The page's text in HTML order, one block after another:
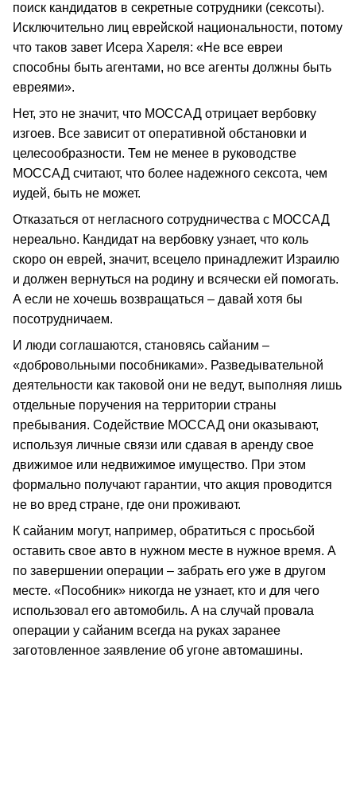
поиск кандидатов в секретные сотрудники (сексоты).
Исключительно лиц еврейской национальности, потому
что таков завет Исера Хареля: «Не все евреи
способны быть агентами, но все агенты должны быть
евреями».
Нет, это не значит, что МОССАД отрицает вербовку
изгоев. Все зависит от оперативной обстановки и
целесообразности. Тем не менее в руководстве
МОССАД считают, что более надежного сексота, чем
иудей, быть не может.
Отказаться от негласного сотрудничества с МОССАД
нереально. Кандидат на вербовку узнает, что коль
скоро он еврей, значит, всецело принадлежит Израилю
и должен вернуться на родину и всячески ей помогать.
А если не хочешь возвращаться – давай хотя бы
посотрудничаем.
И люди соглашаются, становясь сайаним –
«добровольными пособниками». Разведывательной
деятельности как таковой они не ведут, выполняя лишь
отдельные поручения на территории страны
пребывания. Содействие МОССАД они оказывают,
используя личные связи или сдавая в аренду свое
движимое или недвижимое имущество. При этом
формально получают гарантии, что акция проводится
не во вред стране, где они проживают.
К сайаним могут, например, обратиться с просьбой
оставить свое авто в нужном месте в нужное время. А
по завершении операции – забрать его уже в другом
месте. «Пособник» никогда не узнает, кто и для чего
использовал его автомобиль. А на случай провала
операции у сайаним всегда на руках заранее
заготовленное заявление об угоне автомашины.